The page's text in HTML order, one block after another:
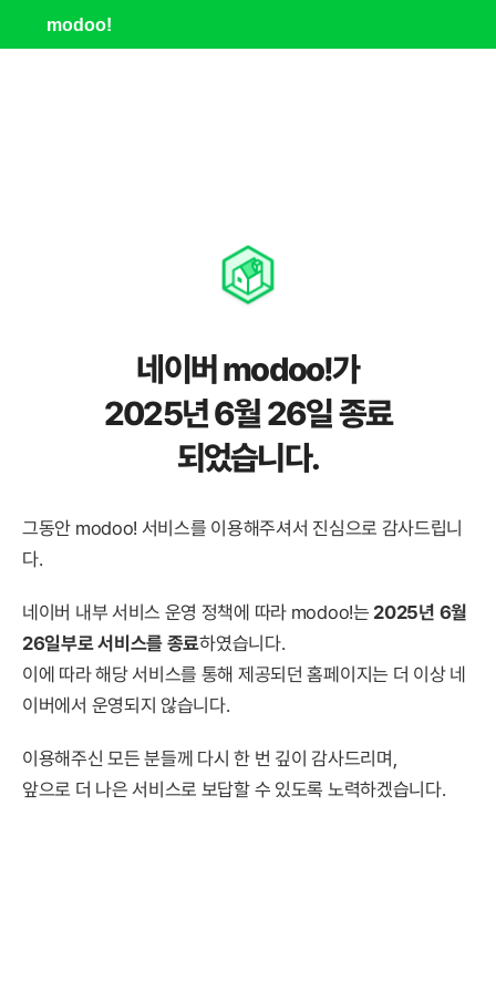
modoo!
네이버 modoo!가
2025년 6월 26일 종료
되었습니다.
그동안 modoo! 서비스를 이용해주셔서 진심으로 감사드립니
다.
네이버 내부 서비스 운영 정책에 따라 modoo!는 2025년 6월
26일부로 서비스를 종료하였습니다.
이에 따라 해당 서비스를 통해 제공되던 홈페이지는 더 이상 네
이버에서 운영되지 않습니다.
이용해주신 모든 분들께 다시 한 번 깊이 감사드리며,
앞으로 더 나은 서비스로 보답할 수 있도록 노력하겠습니다.